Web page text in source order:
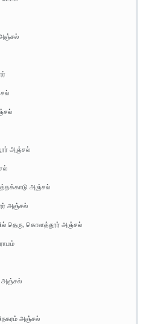
அஞ்சல்
அஞ்சல்
அஞ்சல்
அஞ்சல்
தெரு, கொளத்தூர் அஞ்சல்
அஞ்சல்
அஞ்சல்